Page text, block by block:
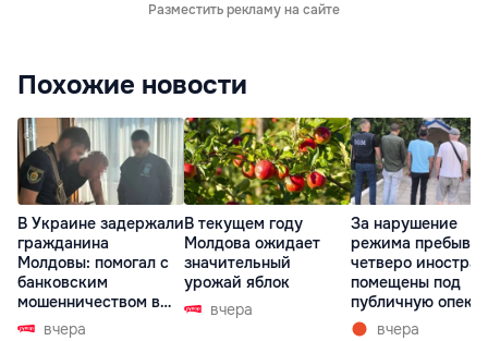
Разместить рекламу на сайте
Похожие новости
В Украине задержали
гражданина
Молдовы: помогал с
банковским
мошенничеством в
Чехиивчера
В текущем году
Молдова ожидает
значительный
урожай яблок
вчера
За нарушение
режима
четверо
помещены под
публичную опеку
вчера